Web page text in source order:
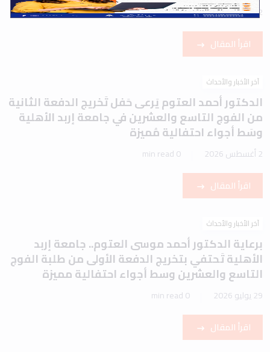
2 أغسطس 2026 1 min read
اقرأ المقال
آخر الأخبار والأحداث
الدكتور أحمد العتوم يَرعى حَفل تَخريج الدفعة الثانية
من الفوج التاسع والعشرين في جامعة إربد الأهلية
وسَط أجواء احتفالية مُميزة
2 أغسطس 2026 0 min read
اقرأ المقال
آخر الأخبار والأحداث
برعاية الدكتور أحمد موسى العتوم.. جامعة إربد
الأهلية تَحتفي بتخريج الدفعة الأولى من طلبة الفوج
التاسع والعشرين وسط أجواء احتفالية مميزة
29 يوليو 2026 0 min read
اقرأ المقال